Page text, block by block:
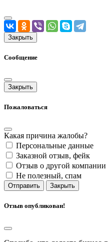
Закрыть
Сообщение
Закрыть
Пожаловаться
Какая причина жалобы?
Персональные данные
Заказной отзыв, фейк
Отзыв о другой компании
Не полезный, спам
Отправить Закрыть
Отзыв опубликован!